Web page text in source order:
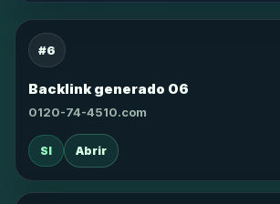
#6
Backlink generado 06
0120-74-4510.com
SI Abrir